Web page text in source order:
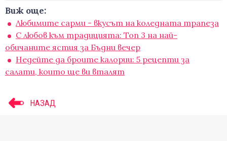
Виж още:
Любимите сарми - вкусът на коледната трапеза
С любов към традицията: Топ 3 на най-
обичаните ястия за Бъдни вечер
Недейте да броите калории: 5 рецепти за
салати, които ще ви вталят
НАЗАД